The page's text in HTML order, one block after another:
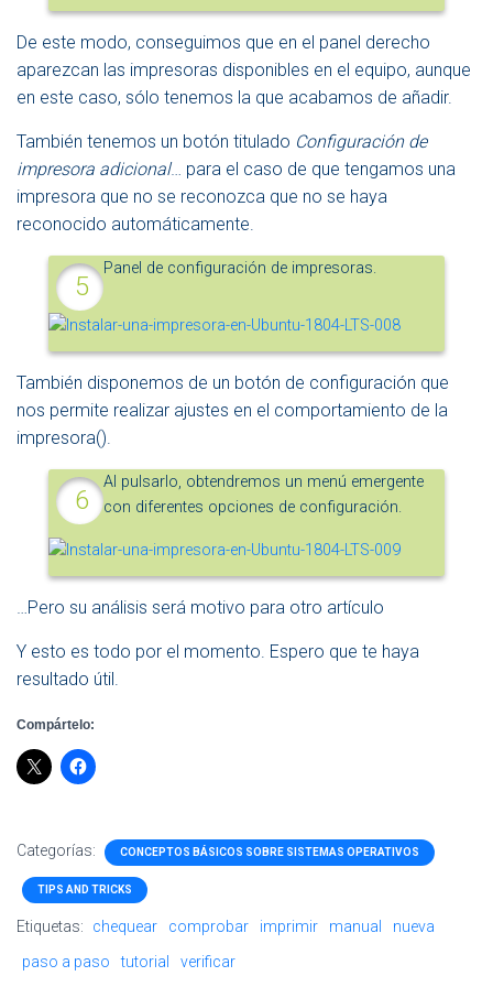
De este modo, conseguimos que en el panel derecho
aparezcan las impresoras disponibles en el equipo, aunque
en este caso, sólo tenemos la que acabamos de añadir.
También tenemos un botón titulado Configuración de
impresora adicional… para el caso de que tengamos una
impresora que no se reconozca que no se haya
reconocido automáticamente.
Panel de configuración de impresoras.
También disponemos de un botón de configuración que
nos permite realizar ajustes en el comportamiento de la
impresora().
Al pulsarlo, obtendremos un menú emergente
con diferentes opciones de configuración.
…Pero su análisis será motivo para otro artículo
Y esto es todo por el momento. Espero que te haya
resultado útil.
Compártelo:
Categorías: CONCEPTOS BÁSICOS SOBRE SISTEMAS OPERATIVOS
TIPS AND TRICKS
Etiquetas: chequear comprobar imprimir manual
nueva
paso a paso
tutorial verificar